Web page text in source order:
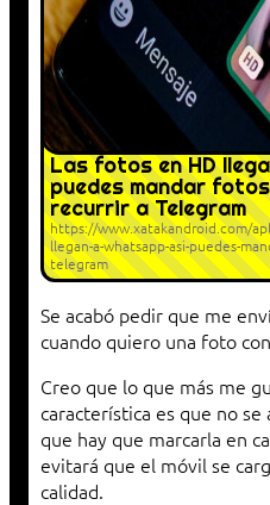
Las fotos en HD
puedes mandar
recurrir a Telegram
https://www.xatakandroid.com/
llegan-a-whatsapp-asi-puedes-
telegram
Se acabó pedir que me
cuando quiero una foto
Creo que lo que más me
característica es que no
que hay que marcarla en
evitará que el móvil se
calidad.